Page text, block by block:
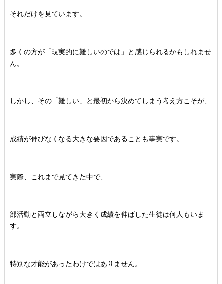
それだけを見ています。
多くの方が「現実的に難しいのでは」
と感じられるかもしれませ
ん。
しかし、その「難しい」と最初から決めてしまう考え方こそが、
成績が伸びなくなる大きな要因であることも事実です。
実際、これまで見てきた中で、
部活動と両立しながら大きく成績を伸ばした生徒は何人もいま
す。
特別な才能があったわけではありません。